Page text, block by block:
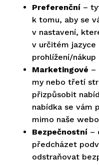
Preferenční –
k tomu, aby se
v nastavení,
v určitém jazyce
prohlížení/nákup
Marketingové –
my nebo třetí
přizpůsobit
nabídka se vám
mimo naše
Bezpečnostní –
předcházet
odstraňovat